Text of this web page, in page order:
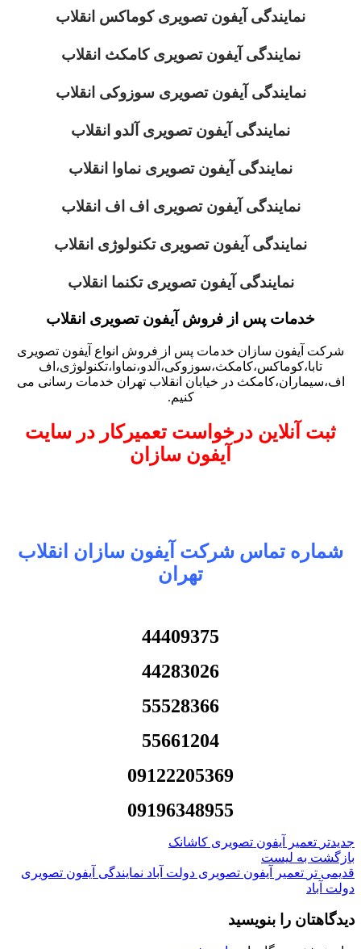
نمایندگی آیفون تصویری کوماکس انقلاب
نمایندگی آیفون تصویری کامکث انقلاب
نمایندگی آیفون تصویری سوزوکی انقلاب
نمایندگی آیفون تصویری آلدو انقلاب
نمایندگی آیفون تصویری نماوا انقلاب
نمایندگی آیفون تصویری اف اف انقلاب
نمایندگی آیفون تصویری تکنولوژی انقلاب
نمایندگی آیفون تصویری تکنما انقلاب
خدمات پس از فروش آیفون تصویری انقلاب
شرکت آیفون سازان خدمات پس از فروش انواع آیفون تصویری
تابا،کوماکس،کامکث،سوزوکی،آلدو،نماوا،تکنولوژی،اف
اف،سیماران،کامکث در خیابان انقلاب تهران خدمات رسانی می
کنیم.
ثبت آنلاین درخواست تعمیرکار در سایت
آیفون سازان
شماره تماس شرکت آیفون سازان انقلاب
تهران
44409375
44283026
55528366
55661204
09122205369
09196348955
جدیدتر تعمیر آیفون تصویری کاشانک
بازگشت به لیست
قدیمی تر تعمیر آیفون تصویری دولت آباد نمایندگی آیفون تصویری
دولت آباد
دیدگاهتان را بنویسید